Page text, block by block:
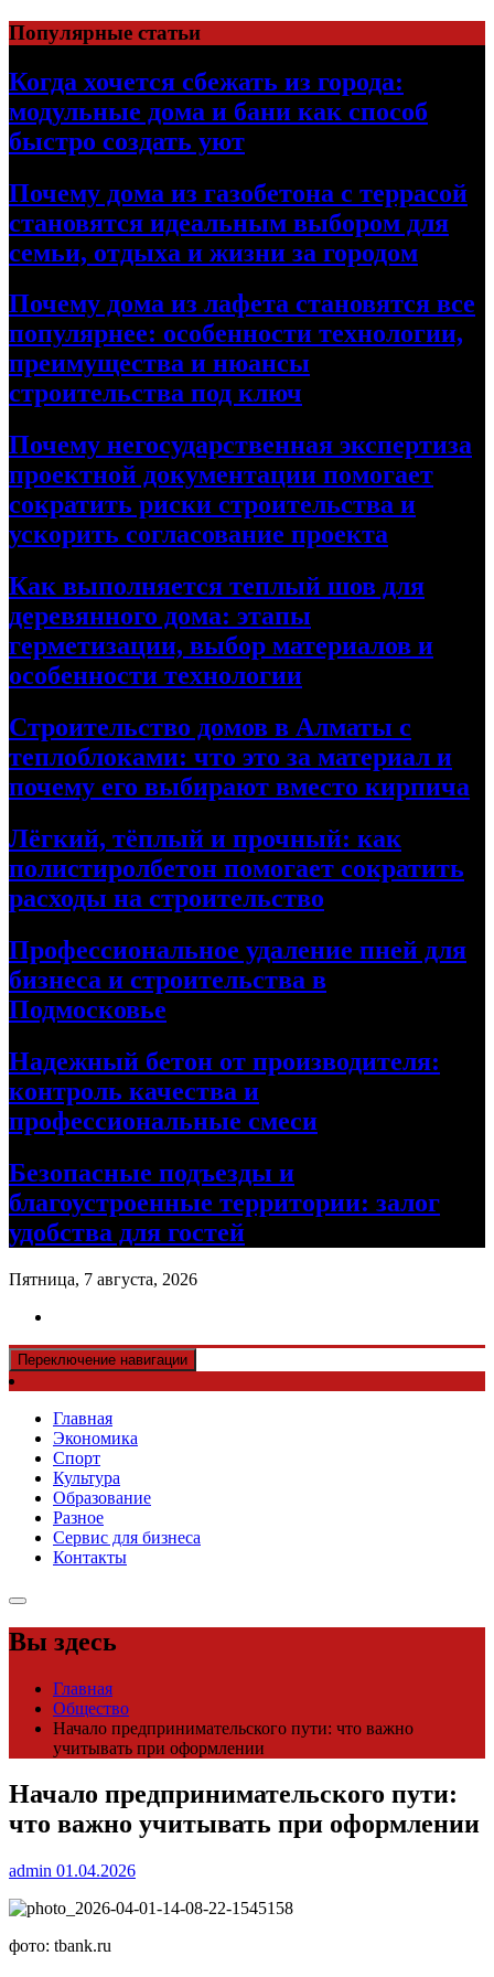
Перейти
к
содержимому
Популярные статьи
Когда хочется сбежать из города:
модульные дома и бани как способ
быстро создать уют
Почему дома из газобетона с террасой
становятся идеальным выбором для
семьи, отдыха и жизни за городом
Почему дома из лафета становятся все
популярнее: особенности технологии,
преимущества и нюансы
строительства под ключ
Почему негосударственная экспертиза
проектной документации помогает
сократить риски строительства и
ускорить согласование проекта
Как выполняется теплый шов для
деревянного дома: этапы
герметизации, выбор материалов и
особенности технологии
Строительство домов в Алматы с
теплоблоками: что это за материал и
почему его выбирают вместо кирпича
Лёгкий, тёплый и прочный: как
полистиролбетон помогает сократить
расходы на строительство
Профессиональное удаление пней для
бизнеса и строительства в
Подмосковье
Надежный бетон от производителя:
контроль качества и
профессиональные смеси
Безопасные подъезды и
благоустроенные территории: залог
удобства для гостей
Пятница, 7 августа, 2026
Переключение навигации
Главная
Экономика
Спорт
Культура
Образование
Разное
Сервис для бизнеса
Контакты
Вы здесь
Главная
Общество
Начало предпринимательского пути: что важно
учитывать при оформлении
Начало предпринимательского пути:
что важно учитывать при оформлении
admin 01.04.2026
фото: tbank.ru